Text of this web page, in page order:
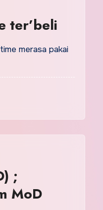
ter’beli
merasa pakai
;
MoD